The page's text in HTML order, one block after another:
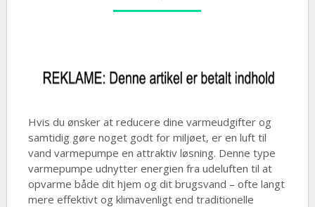
Hvis du ønsker at reducere dine varmeudgifter og
samtidig gøre noget godt for miljøet, er en luft til
vand varmepumpe en attraktiv løsning. Denne type
varmepumpe udnytter energien fra udeluften til at
opvarme både dit hjem og dit brugsvand – ofte langt
mere effektivt og klimavenligt end traditionelle